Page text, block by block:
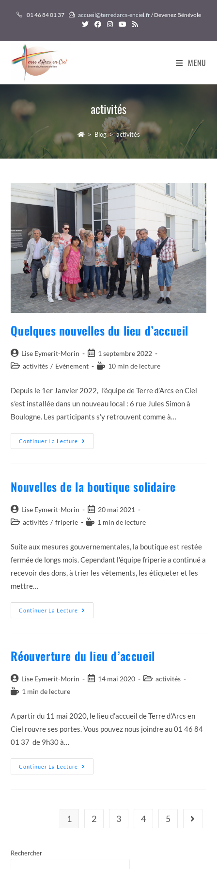
01 46 84 01 37 accueil@terredarcs-enciel.fr/ Devenez Bénévole
MENU
activités
> Blog > activités
Quelques nouvelles du lieu d’accueil
Auteur/autrice
de
Lise Eymerit-Morin
Post
published:
1 septembre 2022
Postactivités / Evènement
Temps10 min de lecture
Depuis le 1er Janvier 2022, l’équipe de Terre d’Arcs en Ciel
s’est installée dans un nouveau local : 6 rue Jules Simon à
Boulogne. Les participants s’y retrouvent comme à…
Continuer La Lecture
Quelques
Nouvelles
Nouvelles de la boutique solidaire
Auteur/autrice
de
Lise Eymerit-Morin
Post
published:
20 mai 2021
Postactivités / friperie
Temps1 min de lecture
Suite aux mesures gouvernementales, la boutique est restée
fermée de longs mois. Cependant l'équipe friperie a continué a
recevoir des dons, à trier les vêtements, les étiqueter et les
mettre…
Continuer La Lecture
Nouvelles
De
Réouverture du lieu d’accueil
Auteur/autrice
de
Lise Eymerit-Morin
Post14 mai 2020
Postactivités
Temps1 min de lecture
A partir du 11 mai 2020, le lieu d'accueil de Terre d'Arcs en
Ciel rouvre ses portes. Vous pouvez nous joindre au 01 46 84
01 37 de 9h30 à…
Continuer La Lecture
Réouverture
Du
1 2 3 4 5 Aller à
Rechercher